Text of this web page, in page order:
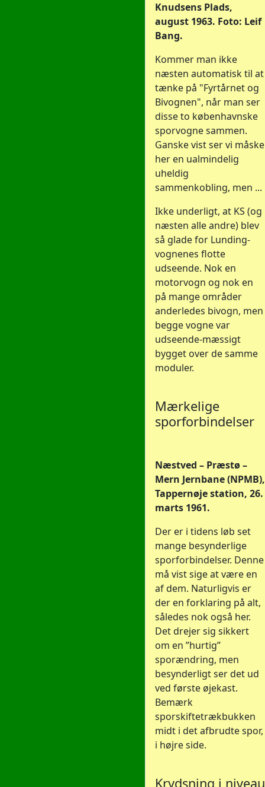
Knudsens Plads,
august 1963. Foto: Leif
Bang.
Kommer man ikke
næsten automatisk til at
tænke på "Fyrtårnet og
Bivognen", når man ser
disse to københavnske
sporvogne sammen.
Ganske vist ser vi måske
her en ualmindelig
uheldig
sammenkobling, men ...
Ikke underligt, at KS (og
næsten alle andre) blev
så glade for Lunding-
vognenes flotte
udseende. Nok en
motorvogn og nok en
på mange områder
anderledes bivogn, men
begge vogne var
udseende-mæssigt
bygget over de samme
moduler.
Mærkelige
sporforbindelser
Næstved – Præstø –
Mern Jernbane (NPMB),
Tappernøje station, 26.
marts 1961.
Der er i tidens løb set
mange besynderlige
sporforbindelser. Denne
må vist sige at være en
af dem. Naturligvis er
der en forklaring på alt,
således nok også her.
Det drejer sig sikkert
om en ”hurtig”
sporændring, men
besynderligt ser det ud
ved første øjekast.
Bemærk
sporskiftetrækbukken
midt i det afbrudte spor,
i højre side.
Krydsning i niveau